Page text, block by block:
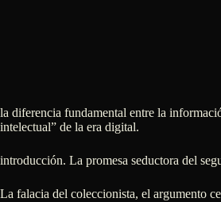
la diferencia fundamental entre la
intelectual” de la era digital.
introducción. La promesa seductora del
La falacia del coleccionista, el argumento